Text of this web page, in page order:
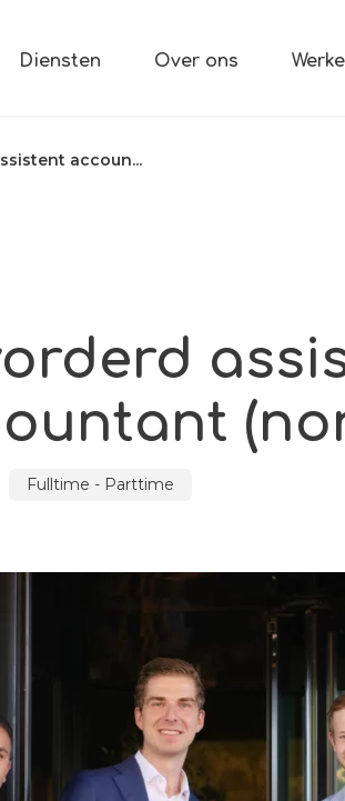
Diensten Over ons
accoun...
Fulltime - Parttime